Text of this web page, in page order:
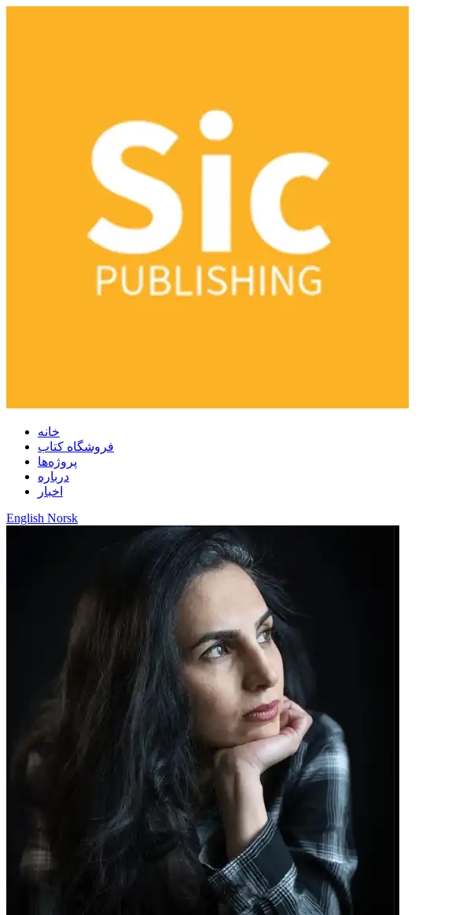
خانه
فروشگاه کتاب
پروژه‌ها
درباره
اخبار
English Norsk